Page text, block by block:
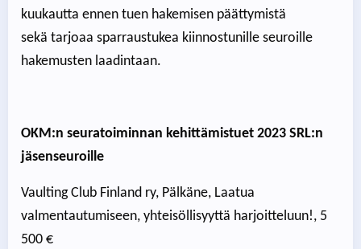
kuukautta ennen tuen hakemisen päättymistä
sekä tarjoaa sparraustukea kiinnostunille seuroille
hakemusten laadintaan.
OKM:n seuratoiminnan kehittämistuet 2023 SRL:n
jäsenseuroille
Vaulting Club Finland ry, Pälkäne, Laatua
valmentautumiseen, yhteisöllisyyttä harjoitteluun!, 5
500 €